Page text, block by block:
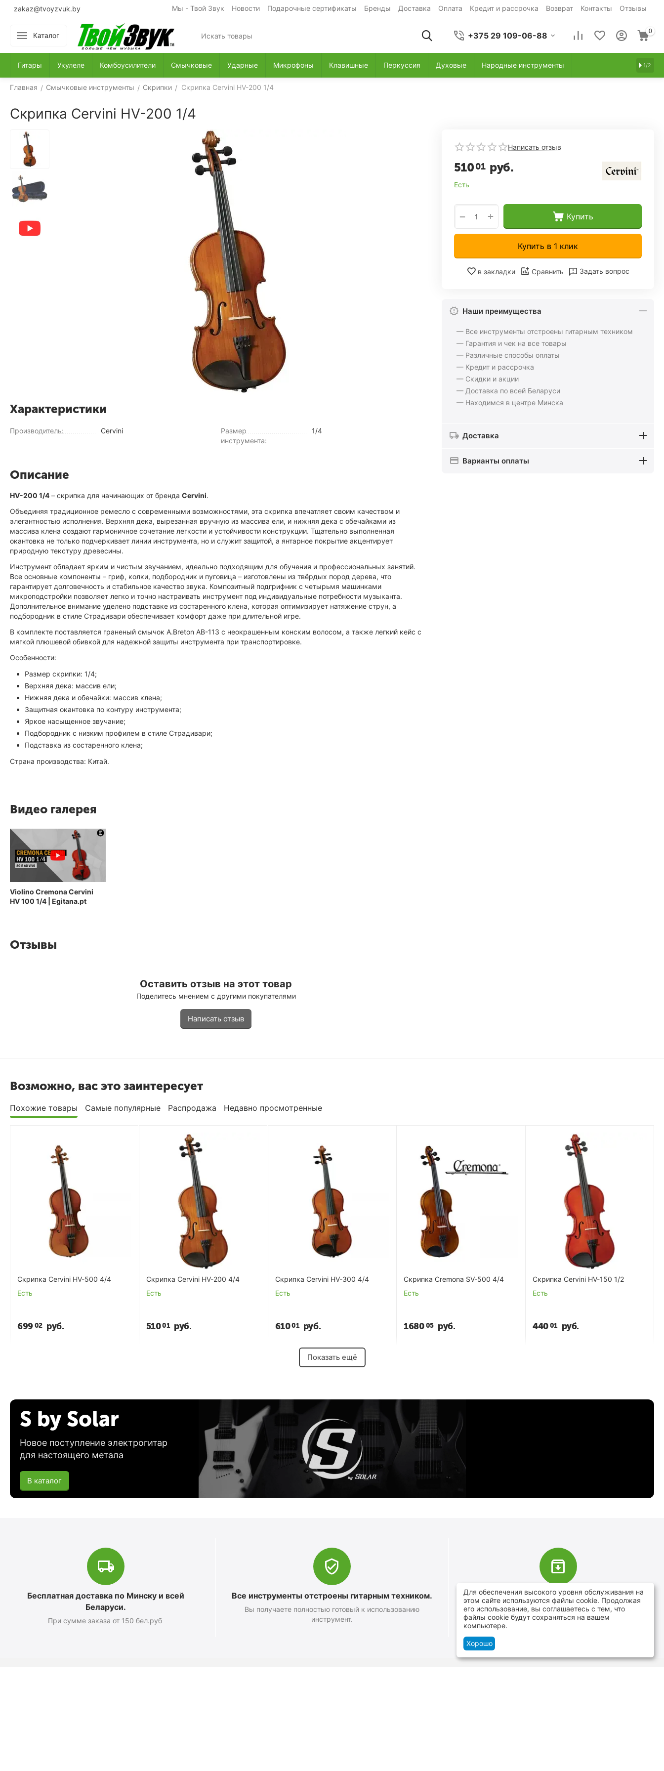
zakaz@tvoyzvuk.by Мы - Твой Звук Новости Подарочные сертификаты Бренды Доставка Оплата Кредит и рассрочка Возврат Контакты Отзывы
Каталог +375 29 109-06-88 0
Гитары Укулеле Комбоусилители Смычковые Ударные Микрофоны Клавишные Перкуссия Духовые Народные инструменты 1/2
Главная / Смычковые инструменты / Скрипки / Скрипка Cervini HV-200 1/4
Скрипка Cervini HV-200 1/4
Написать отзыв
51001 руб.
Есть
+
− Купить
Купить в 1 клик
в закладки Сравнить Задать вопрос
Наши преимущества
— Все инструменты отстроены гитарным техником
— Гарантия и чек на все товары
— Различные способы оплаты
— Кредит и рассрочка
— Скидки и акции
— Доставка по всей Беларуси
— Находимся в центре Минска
Доставка
Варианты оплаты
Характеристики
Производитель: Cervini
Размер
инструмента:
1/4
Описание
HV-200 1/4 – скрипка для начинающих от бренда Cervini.
Объединяя традиционное ремесло с современными возможностями, эта скрипка впечатляет своим качеством и
элегантностью исполнения. Верхняя дека, вырезанная вручную из массива ели, и нижняя дека с обечайками из
массива клена создают гармоничное сочетание легкости и устойчивости конструкции. Тщательно выполненная
окантовка не только подчеркивает линии инструмента, но и служит защитой, а янтарное покрытие акцентирует
природную текстуру древесины.
Инструмент обладает ярким и чистым звучанием, идеально подходящим для обучения и профессиональных занятий.
Все основные компоненты – гриф, колки, подбородник и пуговица – изготовлены из твёрдых пород дерева, что
гарантирует долговечность и стабильное качество звука. Композитный подгрифник с четырьмя машинками
микроподстройки позволяет легко и точно настраивать инструмент под индивидуальные потребности музыканта.
Дополнительное внимание уделено подставке из состаренного клена, которая оптимизирует натяжение струн, а
подбородник в стиле Страдивари обеспечивает комфорт даже при длительной игре.
В комплекте поставляется граненый смычок A.Breton AB-113 с неокрашенным конским волосом, а также легкий кейс с
мягкой плюшевой обивкой для надежной защиты инструмента при транспортировке.
Особенности:
Размер скрипки: 1/4;
Верхняя дека: массив ели;
Нижняя дека и обечайки: массив клена;
Защитная окантовка по контуру инструмента;
Яркое насыщенное звучание;
Подбородник с низким профилем в стиле Страдивари;
Подставка из состаренного клена;
Страна производства: Китай.
Видео галерея
Violino Cremona Cervini
HV 100 1/4 | Egitana.pt
Отзывы
Оставить отзыв на этот товар
Поделитесь мнением с другими покупателями
Написать отзыв
Возможно, вас это заинтересует
Похожие товары Самые популярные Распродажа Недавно просмотренные
Скрипка Cervini HV-500 4/4
Есть
69902 руб.
Скрипка Cervini HV-200 4/4
Есть
51001 руб.
Скрипка Cervini HV-300 4/4
Есть
61001 руб.
Скрипка Cremona SV-500 4/4
Есть
1680 05 руб.
Скрипка Cervini HV-150 1/2
Есть
44001 руб.
Показать ещё
S by Solar
Новое поступление электрогитар
для настоящего метала
В каталог
Бесплатная доставка по Минску и всей
Беларуси.
При сумме заказа от 150 бел.руб
Все инструменты отстроены гитарным техником.
Вы получаете полностью готовый к использованию
инструмент.
В наличии более 4000 наименований
товаров
От расходников до сценического оборудования
Для обеспечения высокого уровня обслуживания на
этом сайте используются файлы cookie. Продолжая
его использование, вы соглашаетесь с тем, что
файлы cookie будут сохраняться на вашем
компьютере.
Хорошо